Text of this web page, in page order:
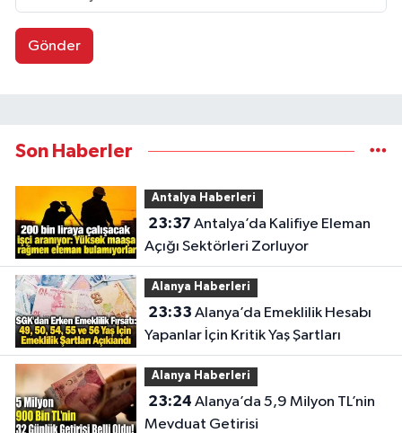
Gönder
Son Haberler
Antalya Haberleri
23:37
Açığı Sektörleri Zorluyor
Alanya Haberleri
23:33
Yapanlar İçin Kritik Yaş Şartları
Alanya Haberleri
23:24
Mevduat Getirisi